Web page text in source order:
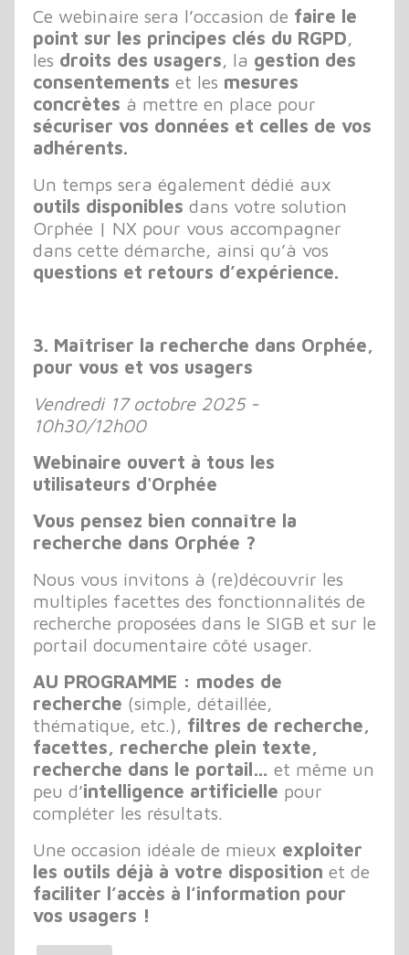
Ce webinaire sera l’occasion de faire le
point sur les principes clés du RGPD,
les droits des usagers, la gestion des
consentements et les mesures
concrètes à mettre en place pour
sécuriser vos données et celles de vos
adhérents.
Un temps sera également dédié aux
outils disponibles dans votre solution
Orphée | NX pour vous accompagner
dans cette démarche, ainsi qu’à vos
questions et retours d’expérience.
3. Maîtriser la recherche dans Orphée,
pour vous et vos usagers
Vendredi 17 octobre 2025 -
10h30/12h00
Webinaire ouvert à tous les
utilisateurs d'Orphée
Vous pensez bien connaître la
recherche dans Orphée ?
Nous vous invitons à (re)découvrir les
multiples facettes des fonctionnalités de
recherche proposées dans le SIGB et sur le
portail documentaire côté usager.
AU PROGRAMME : modes de
recherche (simple, détaillée,
thématique, etc.), filtres de recherche,
facettes, recherche plein texte,
recherche dans le portail… et même un
peu d’intelligence artificielle pour
compléter les résultats.
Une occasion idéale de mieux exploiter
les outils déjà à votre disposition et de
faciliter l’accès à l’information pour
vos usagers !